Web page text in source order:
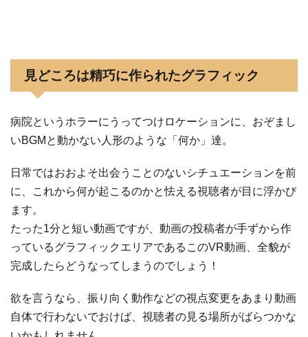
見どころは精巧に作られたグラフィック
病院というホラーにうってつけロケーションに、おぞまし
いBGMと動かない人形のような「何か」達。
日常ではおおよそ出会うことのないシチュエーションを前
に、これから何が起こるのかと怯える視聴者が目に浮かび
ます。
たった1分と短い動画ですが、動画の投稿者が手ずから作
っているグラフィックエリアであるこのVR動画、全貌が
完成したらどうなってしまうのでしょう！
欲を言うなら、振り向く動作などの視点変更をあまり動画
自体で行わないでおけば、視聴者の見る場所がばらつかな